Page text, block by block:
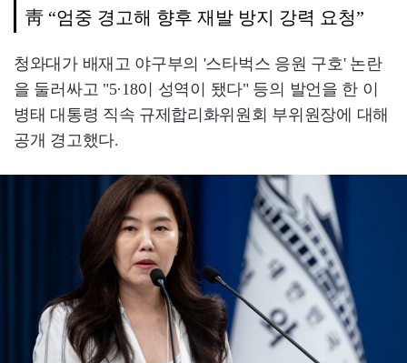
靑 “엄중 경고해 향후 재발 방지 강력 요청”
청와대가 배재고 야구부의 '스타벅스 응원 구호' 논란
을 둘러싸고 "5·18이 성역이 됐다" 등의 발언을 한 이
병태 대통령 직속 규제합리화위원회 부위원장에 대해
공개 경고했다.